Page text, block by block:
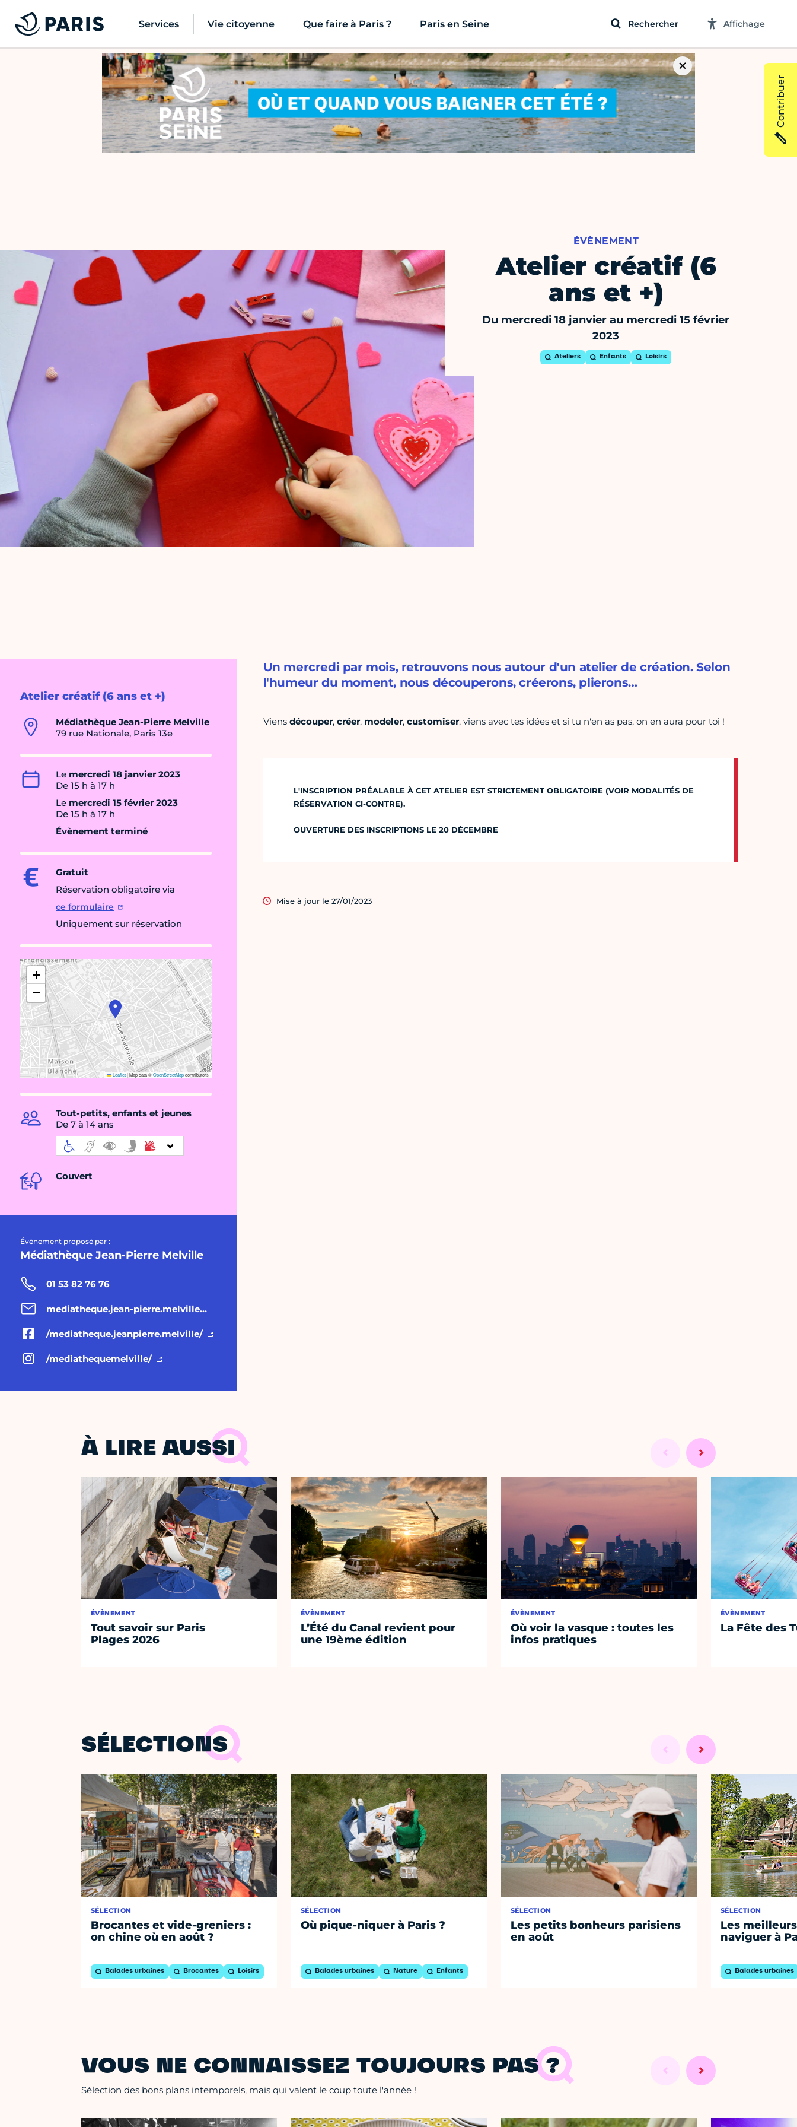
Services Vie citoyenne Que faire à Paris ? Paris en Seine Rechercher Affichage
ÉVÈNEMENT
Atelier créatif (6
ans et +)
Du mercredi 18 janvier au mercredi 15 février
2023
Ateliers Enfants Loisirs
Atelier créatif (6 ans et +)
Médiathèque Jean-Pierre Melville
79 rue Nationale, Paris 13e
Le mercredi 18 janvier 2023
De 15 h à 17 h
Le mercredi 15 février 2023
De 15 h à 17 h
Évènement terminé
Gratuit
Réservation obligatoire via
ce formulaire
Uniquement sur réservation
+
−
Leaflet|Map data ©OpenStreetMapcontributors
Tout-petits, enfants et jeunes
De 7 à 14 ans
Couvert
Évènement proposé par :
Médiathèque Jean-Pierre Melville
01 53 82 76 76
mediatheque.jean-pierre.melville@paris.fr
/mediatheque.jeanpierre.melville/
/mediathequemelville/
Un mercredi par mois, retrouvons nous autour d'un atelier de création. Selon
l'humeur du moment, nous découperons, créerons, plierons…
Viens découper, créer, modeler, customiser, viens avec tes idées et si tu n'en as pas, on en aura pour toi !
L'INSCRIPTION PRÉALABLE À CET ATELIER EST STRICTEMENT OBLIGATOIRE (VOIR MODALITÉS DE
RÉSERVATION CI-CONTRE).
OUVERTURE DES INSCRIPTIONS LE 20 DÉCEMBRE
Mise à jour le 27/01/2023
À LIRE AUSSI
ÉVÈNEMENT
Tout savoir sur Paris
Plages 2026
ÉVÈNEMENT
L’Été du Canal revient pour
une 19ème édition
ÉVÈNEMENT
Où voir la vasque : toutes les
infos pratiques
ÉVÈNEMENT
La Fête des
SÉLECTIONS
SÉLECTION
Brocantes et vide-greniers :
on chine où en août ?
Balades urbaines Brocantes Loisirs
SÉLECTION
Où pique-niquer à Paris ?
Balades urbaines Nature Enfants
SÉLECTION
Les petits bonheurs parisiens
en août
SÉLECTION
Les
naviguer à
Balades urbaines
VOUS NE CONNAISSEZ TOUJOURS PAS ?
Sélection des bons plans intemporels, mais qui valent le coup toute l'année !
Contribuer